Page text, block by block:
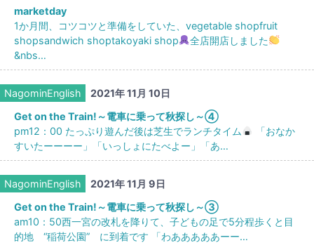
marketday
1か月間、コツコツと準備をしていた、vegetable shopfruit
shopsandwich shoptakoyaki shop
全店開店しました
&nbs…
NagominEnglish
2021年 11月 10日
Get on the Train!～電車に乗って秋探し～➃
pm12：00 たっぷり遊んだ後は芝生でランチタイム
「おなか
すいたーーーー」「いっしょにたべよー」「あ…
NagominEnglish
2021年 11月 9日
Get on the Train!～電車に乗って秋探し～③
am10：50西一宮の改札を降りて、子どもの足で5分程歩くと目
的地 “稲荷公園” に到着です 「わあああああーー…